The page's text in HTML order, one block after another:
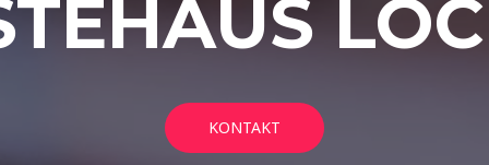
KONTAKT